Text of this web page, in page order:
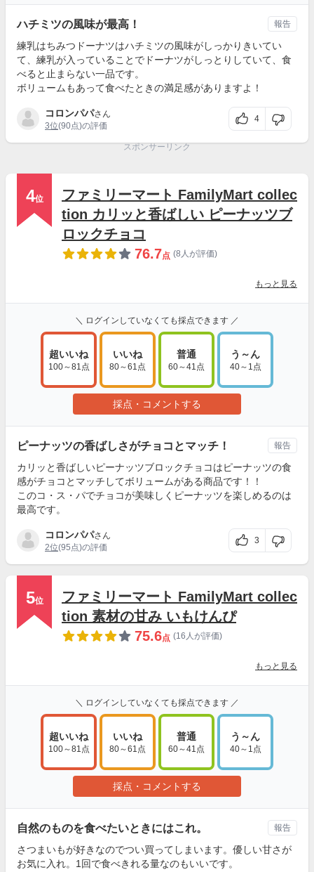
ハチミツの風味が最高！
練乳はちみつドーナツはハチミツの風味がしっかりきいてい
て、練乳が入っていることでドーナツがしっとりしていて、食
べると止まらない一品です。
ボリュームもあって食べたときの満足感がありますよ！
コロンパパさん
3位(90点)の評価
4
報告
スポンサーリンク
4位
ファミリーマート FamilyMart collec
tion カリッと香ばしい ピーナッツブ
ロックチョコ
76.7点 (8人が評価)
もっと見る
＼ ログインしていなくても採点できます ／
超いいね
100～81点
いいね
80～61点
普通
60～41点
う～ん
40～1点
採点・コメントする
ピーナッツの香ばしさがチョコとマッチ！
カリッと香ばしいピーナッツブロックチョコはピーナッツの食
感がチョコとマッチしてボリュームがある商品です！！
このコ・ス・パでチョコが美味しくピーナッツを楽しめるのは
最高です。
コロンパパさん
2位(95点)の評価
3
報告
5位
ファミリーマート FamilyMart collec
tion 素材の甘み いもけんぴ
75.6点 (16人が評価)
もっと見る
＼ ログインしていなくても採点できます ／
超いいね
100～81点
いいね
80～61点
普通
60～41点
う～ん
40～1点
採点・コメントする
自然のものを食べたいときにはこれ。
さつまいもが好きなのでつい買ってしまいます。優しい甘さが
お気に入れ。1回で食べきれる量なのもいいです。
報告